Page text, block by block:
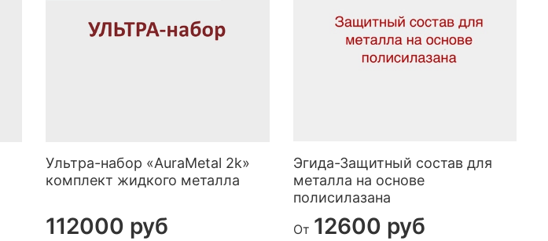
Ультра-набор «AuraMetal 2k»
комплект жидкого металла
112000 руб
Эгида-Защитный состав для
металла на основе
полисилазана
От 12600 руб